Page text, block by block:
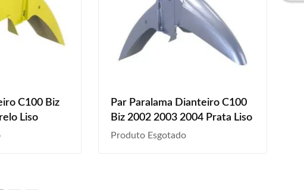
C100 Biz
Liso
Par Paralama Dianteiro C100
Biz 2002 2003 2004 Prata Liso
Produto Esgotado